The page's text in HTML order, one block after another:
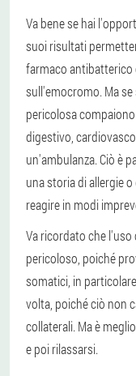
Va bene se hai
suoi risultati
farmaco antibatterico
sull'emocromo. Ma
pericolosa
digestivo,
un'ambulanza. Ciò è
una storia di allergie
reagire in modi
Va ricordato che
pericoloso, poiché
somatici, in
volta, poiché ciò non
collaterali. Ma è
e poi rilassarsi.